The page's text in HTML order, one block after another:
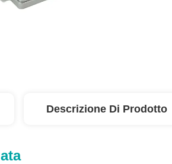
Descrizione Di Prodotto